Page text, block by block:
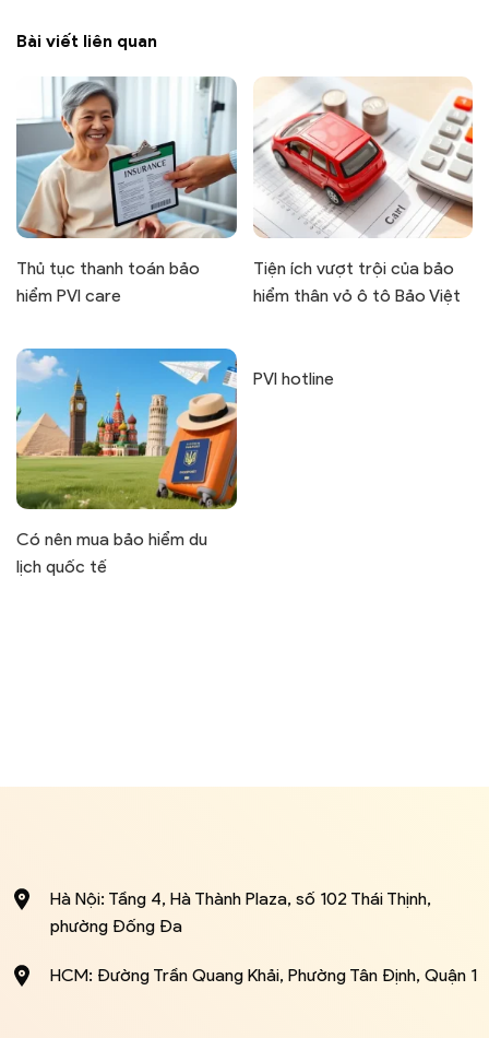
Bài viết liên quan
Thủ tục thanh toán bảo
hiểm PVI care
Tiện ích vượt trội của bảo
hiểm thân vỏ ô tô Bảo Việt
Có nên mua bảo hiểm du
lịch quốc tế
PVI hotline
Hà Nội: Tầng 4, Hà Thành Plaza, số 102 Thái Thịnh,
phường Đống Đa
HCM: Đường Trần Quang Khải, Phường Tân Định, Quận 1